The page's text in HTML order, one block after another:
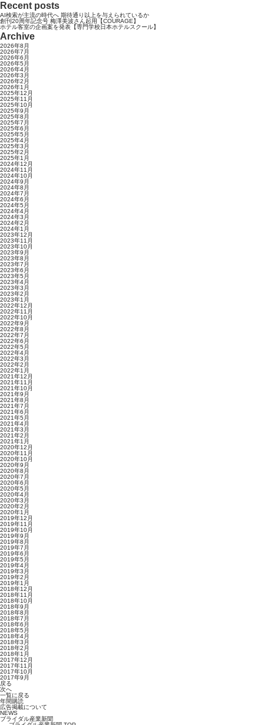
Recent posts
AI検索が主流の時代へ 期待通り以上を与えられているか
創刊20周年記念号 梅澤美波さん起用【COURAGE】
ホテル客室の企画案を発表【専門学校日本ホテルスクール】
Archive
2026年8月
2026年7月
2026年6月
2026年5月
2026年4月
2026年3月
2026年2月
2026年1月
2025年12月
2025年11月
2025年10月
2025年9月
2025年8月
2025年7月
2025年6月
2025年5月
2025年4月
2025年3月
2025年2月
2025年1月
2024年12月
2024年11月
2024年10月
2024年9月
2024年8月
2024年7月
2024年6月
2024年5月
2024年4月
2024年3月
2024年2月
2024年1月
2023年12月
2023年11月
2023年10月
2023年9月
2023年8月
2023年7月
2023年6月
2023年5月
2023年4月
2023年3月
2023年2月
2023年1月
2022年12月
2022年11月
2022年10月
2022年9月
2022年8月
2022年7月
2022年6月
2022年5月
2022年4月
2022年3月
2022年2月
2022年1月
2021年12月
2021年11月
2021年10月
2021年9月
2021年8月
2021年7月
2021年6月
2021年5月
2021年4月
2021年3月
2021年2月
2021年1月
2020年12月
2020年11月
2020年10月
2020年9月
2020年8月
2020年7月
2020年6月
2020年5月
2020年4月
2020年3月
2020年2月
2020年1月
2019年12月
2019年11月
2019年10月
2019年9月
2019年8月
2019年7月
2019年6月
2019年5月
2019年4月
2019年3月
2019年2月
2019年1月
2018年12月
2018年11月
2018年10月
2018年9月
2018年8月
2018年7月
2018年6月
2018年5月
2018年4月
2018年3月
2018年2月
2018年1月
2017年12月
2017年11月
2017年10月
2017年9月
戻る
次へ
一覧に戻る
年間購読
広告掲載について
NEWS
ブライダル産業新聞